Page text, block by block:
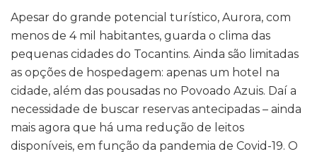
Apesar do grande potencial turístico, Aurora, com
menos de 4 mil habitantes, guarda o clima das
pequenas cidades do Tocantins. Ainda são limitadas
as opções de hospedagem: apenas um hotel na
cidade, além das pousadas no Povoado Azuis. Daí a
necessidade de buscar reservas antecipadas – ainda
mais agora que há uma redução de leitos
disponíveis, em função da pandemia de Covid-19. O